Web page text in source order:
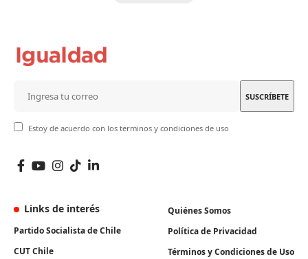
Estoy de acuerdo con los terminos y condiciones de uso
Links de interés
Partido Socialista de Chile
CUT Chile
Quiénes Somos
Política de Privacidad
Términos y Condiciones de Uso